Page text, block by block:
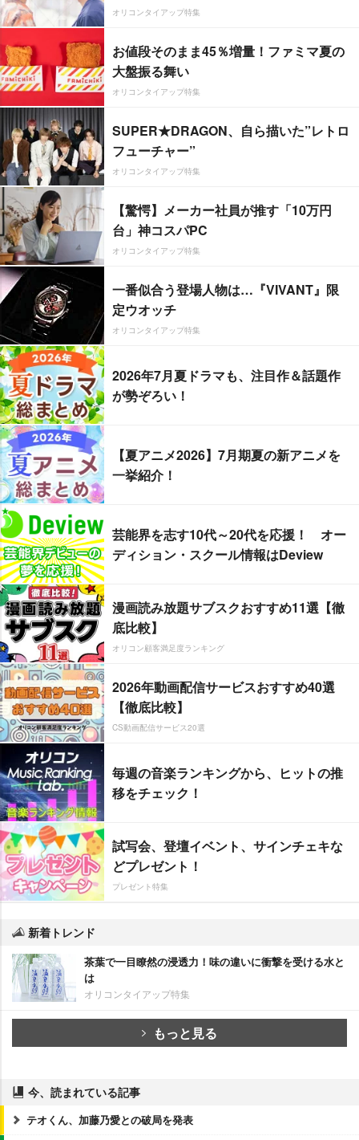
オリコンタイアップ特集
お値段そのまま45％増量！ファミマ夏の
大盤振る舞い
オリコンタイアップ特集
SUPER★DRAGON、自ら描いた”レトロ
フューチャー”
オリコンタイアップ特集
【驚愕】メーカー社員が推す「10万円
台」神コスパPC
オリコンタイアップ特集
一番似合う登場人物は…『VIVANT』限
定ウオッチ
オリコンタイアップ特集
2026年7月夏ドラマも、注目作＆話題作
が勢ぞろい！
【夏アニメ2026】7月期夏の新アニメを
一挙紹介！
芸能界を志す10代～20代を応援！ オー
ディション・スクール情報はDeview
漫画読み放題サブスクおすすめ11選【徹
底比較】
オリコン顧客満足度ランキング
2026年動画配信サービスおすすめ40選
【徹底比較】
CS動画配信サービス20選
毎週の音楽ランキングから、ヒットの推
移をチェック！
試写会、登壇イベント、サインチェキな
どプレゼント！
プレゼント特集
新着トレンド
茶葉で一目瞭然の浸透力！味の違いに衝撃を受ける水と
は
オリコンタイアップ特集
もっと見る
今、読まれている記事
テオくん、加藤乃愛との破局を発表